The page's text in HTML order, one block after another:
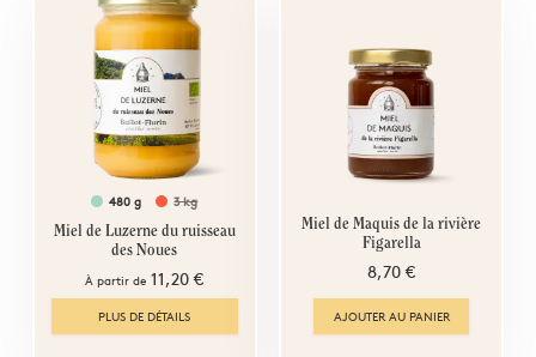
480 g 3 kg
Miel de Luzerne du ruisseau
des Noues
À partir de 11,20 €
PLUS DE DÉTAILS
Miel de Maquis de la rivière
Figarella
8,70 €
AJOUTER AU PANIER